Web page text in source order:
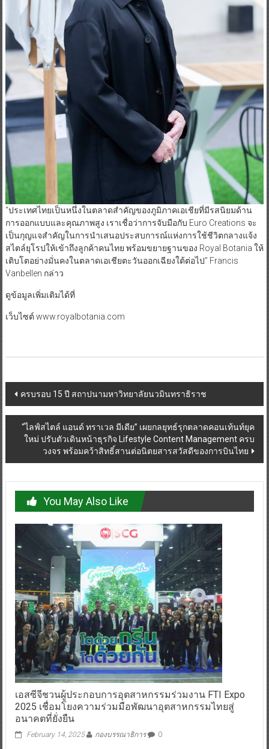
“ประเทศไทยเป็นหนึ่งในตลาดสำคัญของภูมิภาคเอเชียที่มีรสนิยมด้าน
การออกแบบและคุณภาพสูง เราเชื่อว่าการจับมือกับ Euro Creations จะ
เป็นกุญแจสำคัญในการนำเสนอประสบการณ์แห่งการใช้ชีวิตกลางแจ้ง
สไตล์ยุโรปให้เข้าถึงลูกค้าคนไทย พร้อมขยายฐานของ Royal Botania ให้
เติบโตอย่างมั่นคงในตลาดเอเชียตะวันออกเฉียงใต้ต่อไป” Francis
Vanbellen กล่าว
ดูข้อมูลเพิ่มเติมได้ที่
เว็บไซต์ www.royalbotania.com
Post
navigation
ครบรอบ 15 ปี สถาปนามหาวิทยาลัยนวมินทราธิราช
“ไลฟ์สไตล์ แอนด์ ทราเวล มีเดีย” เผยกลยุทธ์รุกตลาดคอนเท้นท์ยุค
ใหม่ ปรับตัวเดินหน้าธุรกิจ Lifestyle Content Management ครบ
วงจร พร้อมคว้าสิทธิ์สานต่อนิตยสารสวัสดีของการบินไทย
You May Also Like
เอสซีจีชวนผู้ประกอบการอุตสาหกรรมร่วมงาน FTI Expo
2025 เชื่อมโยงความร่วมมือพัฒนาอุตสาหกรรมไทยสู่
อนาคตที่ยั่งยืน
February 14, 2025 กองบรรณาธิการ 0